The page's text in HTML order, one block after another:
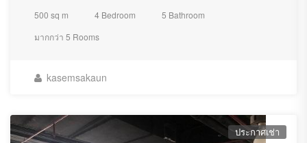
500 sq m 4 Bedroom
5 Bathroom
มากกว่า 5 Rooms
kasemsakaun
ประกาศเช่า